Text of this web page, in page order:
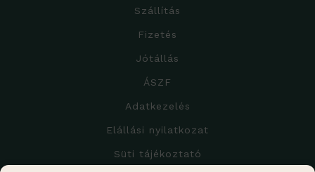
Szállítás
Fizetés
Jótállás
ÁSZF
Adatkezelés
Elállási nyilatkozat
Süti tájékoztató